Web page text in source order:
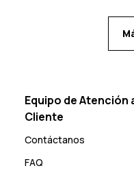
Equipo de Atención
Cliente
Contáctanos
FAQ